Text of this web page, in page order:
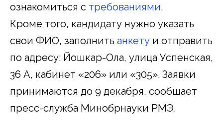
ознакомиться с требованиями.
Кроме того, кандидату нужно указать
свои ФИО, заполнить анкету и отправить
по адресу: Йошкар-Ола, улица Успенская,
36 А, кабинет «206» или «305». Заявки
принимаются до 9 декабря, сообщает
пресс-служба Минобрнауки РМЭ.